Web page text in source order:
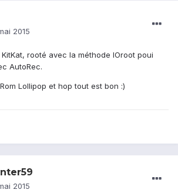
2015
rooté avec la méthode IOroot poui
AutoRec.
Lollipop et hop tout est bon :)
2015